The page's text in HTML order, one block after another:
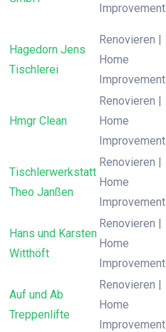
Improvement
Hagedorn Jens
Tischlerei
Renovieren |
Home
Improvement
Hmgr Clean
Renovieren |
Home
Improvement
Tischlerwerkstatt
Theo Janßen
Renovieren |
Home
Improvement
Hans und Karsten
Witthöft
Renovieren |
Home
Improvement
Auf und Ab
Treppenlifte
Renovieren |
Home
Improvement